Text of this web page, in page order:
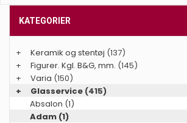
KATEGORIER
+ Keramik og stentøj (137)
+
Figurer. Kgl. B&G, mm. (145)
+
Varia (150)
+
Glasservice (415)
Absalon (1)
Adam (1)